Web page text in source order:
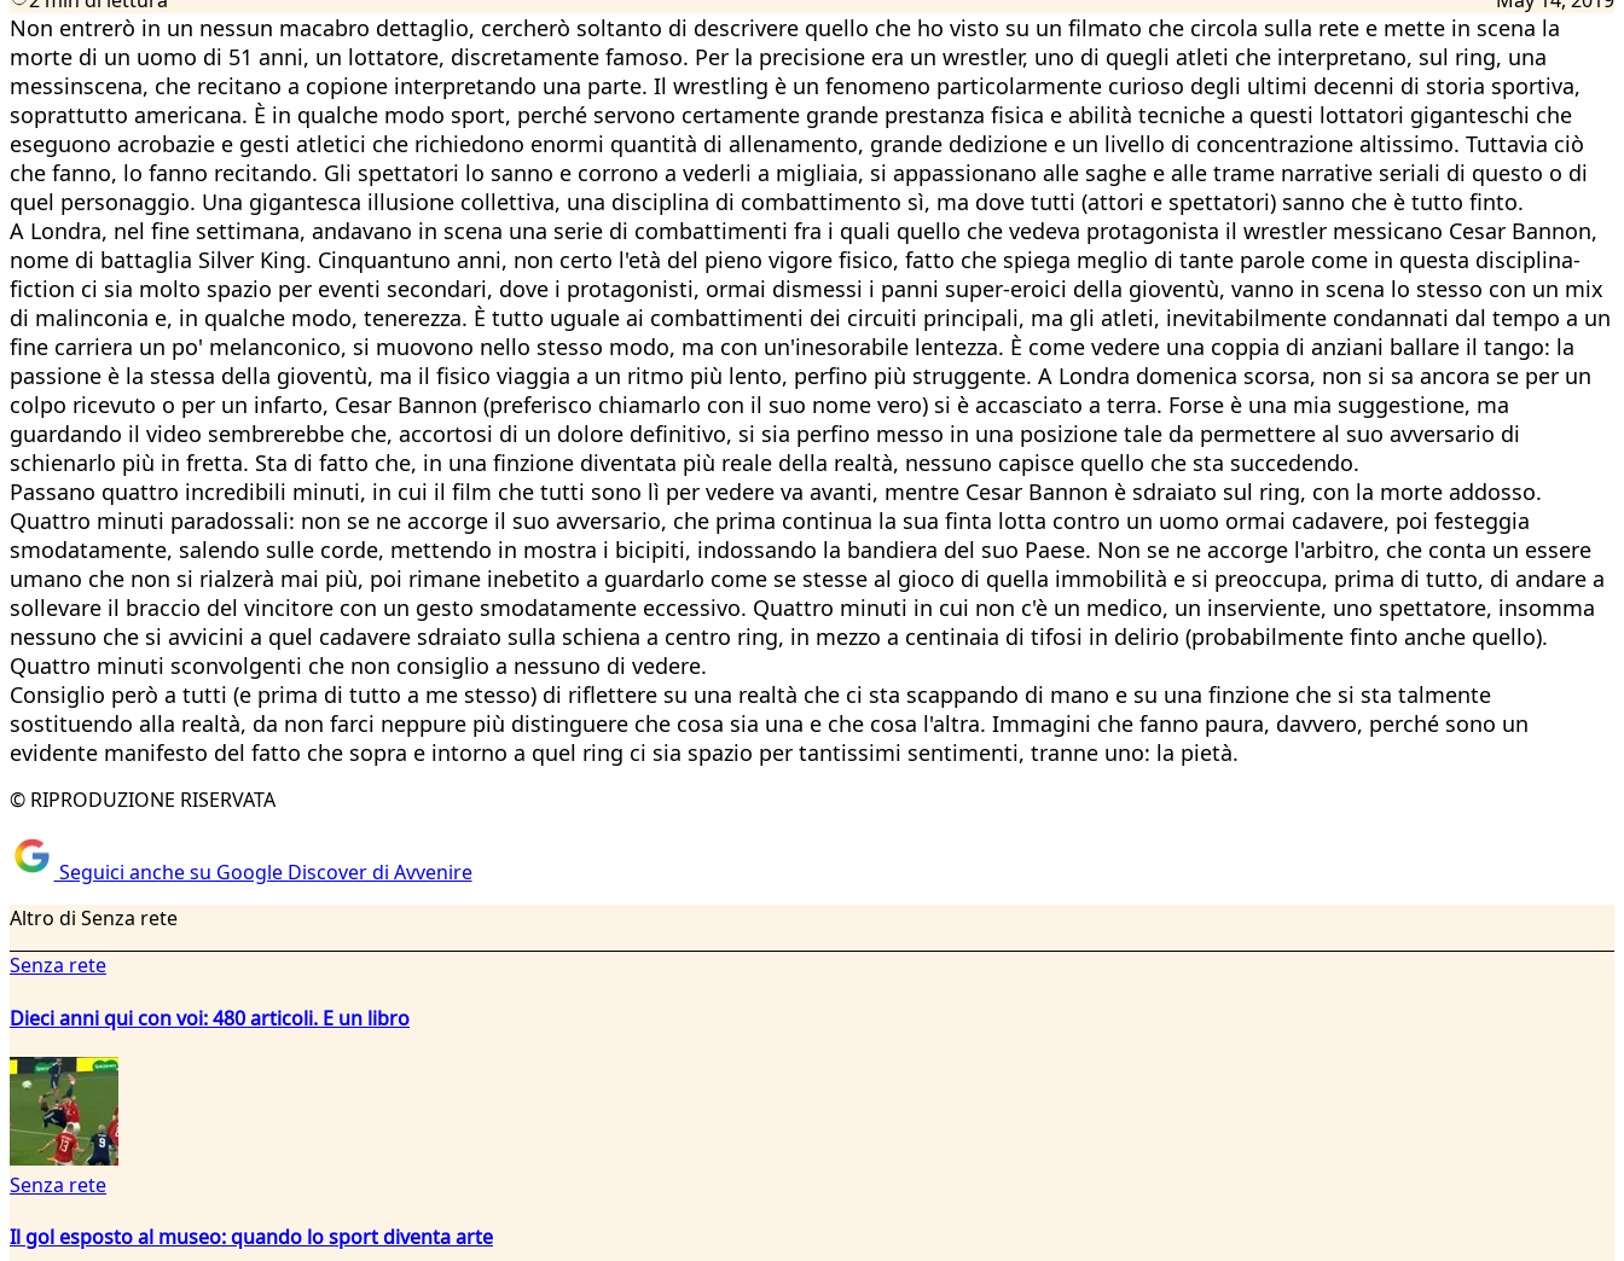
Non entrerò in un nessun macabro dettaglio, cercherò soltanto di descrivere quello che ho visto su un filmato che circola sulla rete e mette in scena la
morte di un uomo di 51 anni, un lottatore, discretamente famoso. Per la precisione era un wrestler, uno di quegli atleti che interpretano, sul ring, una
messinscena, che recitano a copione interpretando una parte. Il wrestling è un fenomeno particolarmente curioso degli ultimi decenni di storia sportiva,
soprattutto americana. È in qualche modo sport, perché servono certamente grande prestanza fisica e abilità tecniche a questi lottatori giganteschi che
eseguono acrobazie e gesti atletici che richiedono enormi quantità di allenamento, grande dedizione e un livello di concentrazione altissimo. Tuttavia ciò
che fanno, lo fanno recitando. Gli spettatori lo sanno e corrono a vederli a migliaia, si appassionano alle saghe e alle trame narrative seriali di questo o di
quel personaggio. Una gigantesca illusione collettiva, una disciplina di combattimento sì, ma dove tutti (attori e spettatori) sanno che è tutto finto.
A Londra, nel fine settimana, andavano in scena una serie di combattimenti fra i quali quello che vedeva protagonista il wrestler messicano Cesar Bannon,
nome di battaglia Silver King. Cinquantuno anni, non certo l'età del pieno vigore fisico, fatto che spiega meglio di tante parole come in questa disciplina-
fiction ci sia molto spazio per eventi secondari, dove i protagonisti, ormai dismessi i panni super-eroici della gioventù, vanno in scena lo stesso con un mix
di malinconia e, in qualche modo, tenerezza. È tutto uguale ai combattimenti dei circuiti principali, ma gli atleti, inevitabilmente condannati dal tempo a un
fine carriera un po' melanconico, si muovono nello stesso modo, ma con un'inesorabile lentezza. È come vedere una coppia di anziani ballare il tango: la
passione è la stessa della gioventù, ma il fisico viaggia a un ritmo più lento, perfino più struggente. A Londra domenica scorsa, non si sa ancora se per un
colpo ricevuto o per un infarto, Cesar Bannon (preferisco chiamarlo con il suo nome vero) si è accasciato a terra. Forse è una mia suggestione, ma
guardando il video sembrerebbe che, accortosi di un dolore definitivo, si sia perfino messo in una posizione tale da permettere al suo avversario di
schienarlo più in fretta. Sta di fatto che, in una finzione diventata più reale della realtà, nessuno capisce quello che sta succedendo.
Passano quattro incredibili minuti, in cui il film che tutti sono lì per vedere va avanti, mentre Cesar Bannon è sdraiato sul ring, con la morte addosso.
Quattro minuti paradossali: non se ne accorge il suo avversario, che prima continua la sua finta lotta contro un uomo ormai cadavere, poi festeggia
smodatamente, salendo sulle corde, mettendo in mostra i bicipiti, indossando la bandiera del suo Paese. Non se ne accorge l'arbitro, che conta un essere
umano che non si rialzerà mai più, poi rimane inebetito a guardarlo come se stesse al gioco di quella immobilità e si preoccupa, prima di tutto, di andare a
sollevare il braccio del vincitore con un gesto smodatamente eccessivo. Quattro minuti in cui non c'è un medico, un inserviente, uno spettatore, insomma
nessuno che si avvicini a quel cadavere sdraiato sulla schiena a centro ring, in mezzo a centinaia di tifosi in delirio (probabilmente finto anche quello).
Quattro minuti sconvolgenti che non consiglio a nessuno di vedere.
Consiglio però a tutti (e prima di tutto a me stesso) di riflettere su una realtà che ci sta scappando di mano e su una finzione che si sta talmente
sostituendo alla realtà, da non farci neppure più distinguere che cosa sia una e che cosa l'altra. Immagini che fanno paura, davvero, perché sono un
evidente manifesto del fatto che sopra e intorno a quel ring ci sia spazio per tantissimi sentimenti, tranne uno: la pietà.
© RIPRODUZIONE RISERVATA
Seguici anche su Google Discover di Avvenire
Altro di Senza rete
Senza rete
Dieci anni qui con voi: 480 articoli. E un libro
Senza rete
Il gol esposto al museo: quando lo sport diventa arte